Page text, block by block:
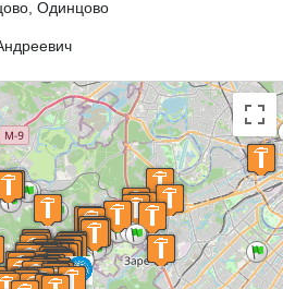
Одинцово